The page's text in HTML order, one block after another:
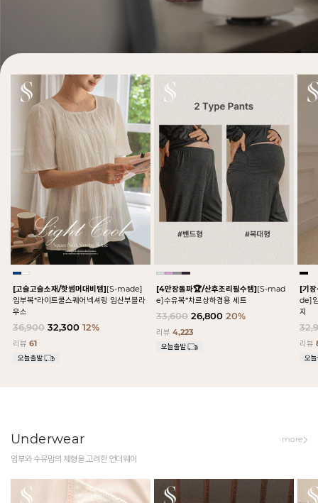
[고슬고슬소재/핫썸머대비템][S-made]
임부복*라이트쿨스퀘어넥셔링 임산부블라
우스
36,900 32,300 12%
리뷰 61
[4만장돌파🏆/산후조리필수템][S-mad
e]수유복*차르상하겸용 세트
33,600 26,800 20%
리뷰4,223
[기
de]
지
리뷰
Underwear
임부와 수유맘의 체형을 고려한 언더웨어
more